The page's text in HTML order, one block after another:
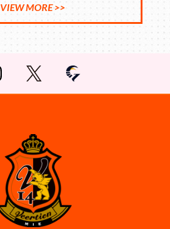
VIEW MORE >>